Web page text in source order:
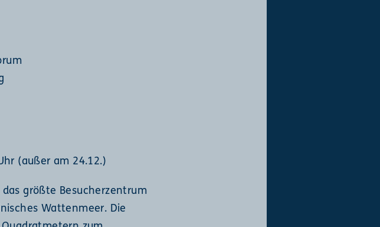
(außer am 24.12.)
größte Besucherzentrum
Wattenmeer. Die